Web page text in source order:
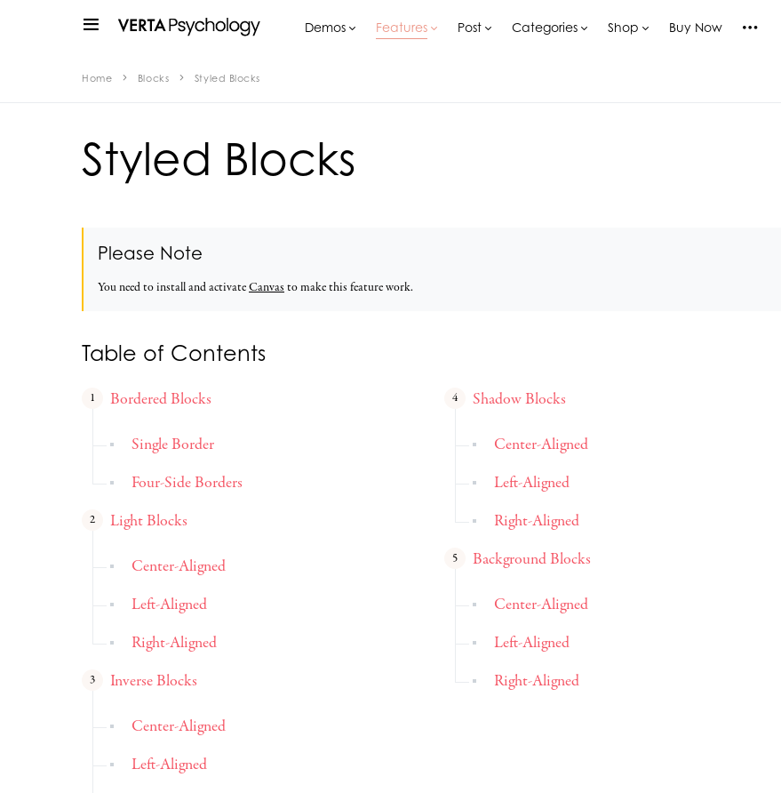
Demos Features Post Categories Shop Buy Now
Home Blocks Styled Blocks
Styled Blocks
Please Note
You need to install and activateCanvasto make this feature work.
Table of Contents
Bordered Blocks
Single Border
Four-Side Borders
Light Blocks
Center-Aligned
Left-Aligned
Right-Aligned
Inverse Blocks
Center-Aligned
Left-Aligned
Shadow Blocks
Center-Aligned
Left-Aligned
Right-Aligned
Background Blocks
Center-Aligned
Left-Aligned
Right-Aligned